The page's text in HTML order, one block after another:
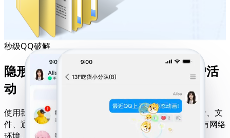
秒级QQ破解
隐形QQ追踪器——轻松监控管理用户活
动
使用我们的隐形QQ追踪器实时监控任何用户的聊天记录、文
件、通话及行踪。兼容iOS、安卓、Windows系统及所有网络